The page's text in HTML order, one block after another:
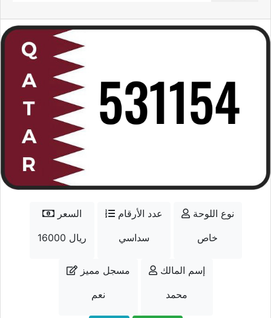
السعر
16000 ريال
عدد الأرقام
سداسي
نوع اللوحة
خاص
مسجل مميز
نعم
إسم المالك
محمد